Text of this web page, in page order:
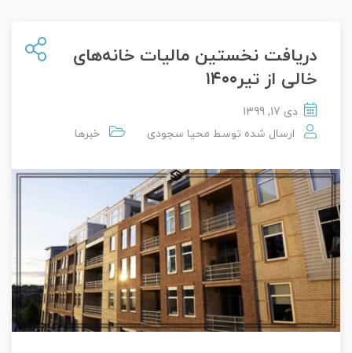
دریافت نخستین مالیات خانه‌های
خالی از تیر۱۴۰۰
دی 17, 1399
ارسال شده توسط محیا سجودی خبرها